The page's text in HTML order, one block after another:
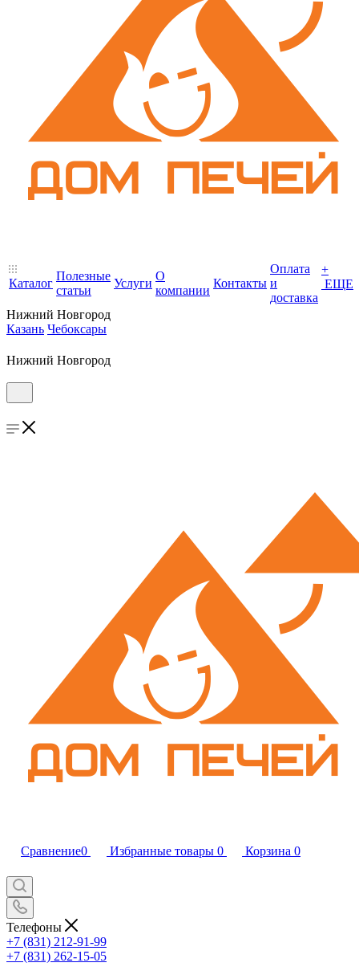
Каталог
Полезные
статьи
Услуги
О
компании
Контакты
Оплата
и
доставка
+
ЕЩЕ
Нижний Новгород
Казань Чебоксары
Нижний Новгород
Сравнение0 Избранные товары 0 Корзина 0
Телефоны
+7 (831) 212-91-99
+7 (831) 262-15-05